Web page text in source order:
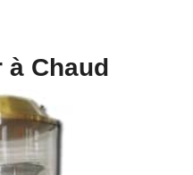
à Chaud